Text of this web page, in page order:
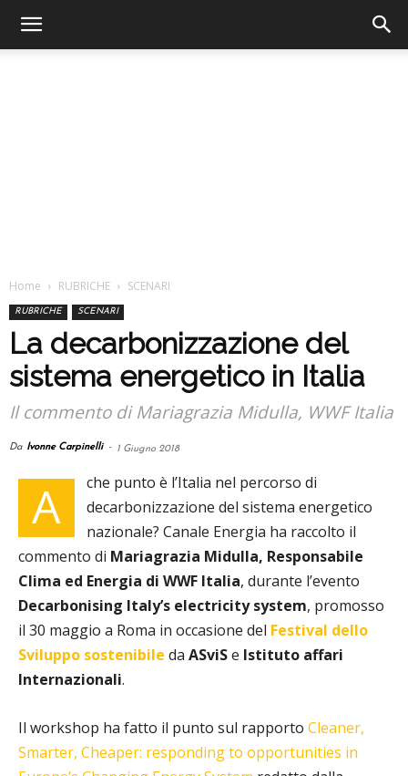
Home RUBRICHE SCENARI
RUBRICHE SCENARI
La decarbonizzazione del
sistema energetico in Italia
Il commento di Mariagrazia Midulla, WWF Italia
Da Ivonne Carpinelli - 1 Giugno 2018
A
che punto è l’Italia nel percorso di
decarbonizzazione del sistema energetico
nazionale? Canale Energia ha raccolto il
commento di Mariagrazia Midulla, Responsabile
Clima ed Energia di WWF Italia, durante l’evento
Decarbonising Italy’s electricity system, promosso
il 30 maggio a Roma in occasione del Festival dello
Sviluppo sostenibile da ASviSe Istituto affari
Internazionali.
Il workshop ha fatto il punto sul rapporto Cleaner,
Smarter, Cheaper: responding to opportunities in